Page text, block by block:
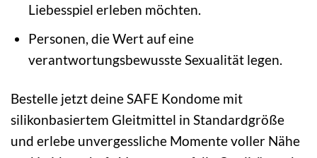
Liebesspiel erleben möchten.
Personen, die Wert auf eine
verantwortungsbewusste Sexualität legen.
Bestelle jetzt deine SAFE Kondome mit
silikonbasiertem Gleitmittel in Standardgröße
und erlebe unvergessliche Momente voller Nähe